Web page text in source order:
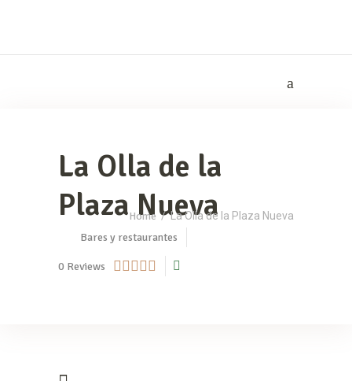
La Olla de la
Plaza Nueva
Bares y restaurantes
0 Reviews
Home /La Olla de la Plaza Nueva